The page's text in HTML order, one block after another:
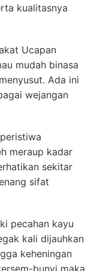
kualitasnya
Ucapan
mudah binasa
Ada ini
wejangan
meraup kadar
sekitar
sifat
pecahan kayu
kali dijauhkan
keheningan